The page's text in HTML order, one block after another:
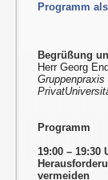
Programm
Begrüßung
Herr Georg
Programm
19:00 – 19:30
vermeiden